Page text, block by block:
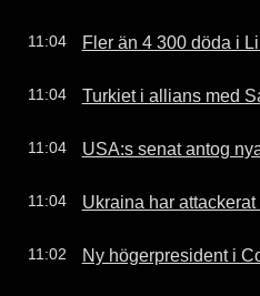
11:04 Fler än 4 300 döda i
11:04 Turkiet i allians med
11:04 USA:s senat antog
11:04 Ukraina har
11:02 Ny högerpresident i